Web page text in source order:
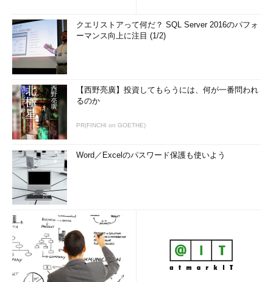
クエリストアって何だ？ SQL Server 2016のパフォ
ーマンス向上に注目 (1/2)
【西野亮廣】投資してもらうには、何が一番問われ
るのか
PR(FINCHI on GOETHE)
Word／Excelのパスワード保護も使いよう